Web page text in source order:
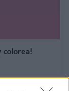
colorea!